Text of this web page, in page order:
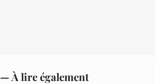
À lire également